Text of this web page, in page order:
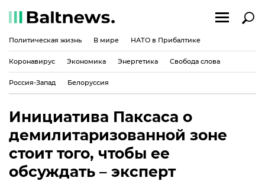
Политическая жизнь В мире НАТО в Прибалтике
Коронавирус Экономика Энергетика Свобода слова
Россия-Запад Белоруссия
Инициатива Паксаса о
демилитаризованной зоне
стоит того, чтобы ее
обсуждать – эксперт